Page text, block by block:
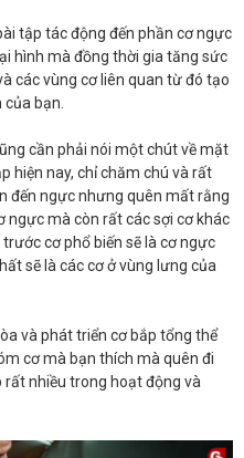
tập tác động đến phần cơ ngực
hình mà đồng thời gia tăng sức
các vùng cơ liên quan từ đó tạo
bạn.
cần phải nói một chút về mặt
hiện nay, chỉ chăm chú và rất
đến ngực nhưng quên mất rằng
ngực mà còn rất các sợi cơ khác
cơ phổ biến sẽ là cơ ngực
sẽ là các cơ ở vùng lưng của
và phát triển cơ bắp tổng thể
cơ mà bạn thích mà quên đi
nhiều trong hoạt động và